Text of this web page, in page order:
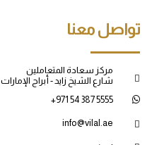
تواصل معنا
مركز سعادة المتعاملين
شارع الشيخ زايد - أبراج الإمارات
+971 54 387 5555
info@vilal.ae